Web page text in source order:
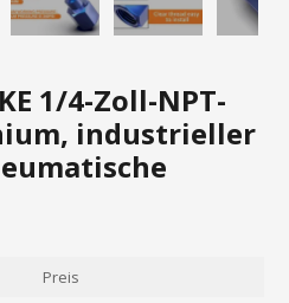
1/4-Zoll-NPT-
industrieller
Preis